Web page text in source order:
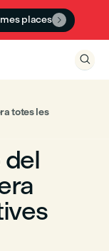
places 

totes les